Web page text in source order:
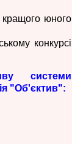
кращого юного
конкурсі
системи
"Об'єктив":